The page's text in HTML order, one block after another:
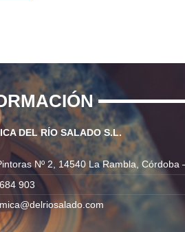
DEL RÍO SALADO S.L.
Nº 2, 14540 La Rambla, Córdoba
903